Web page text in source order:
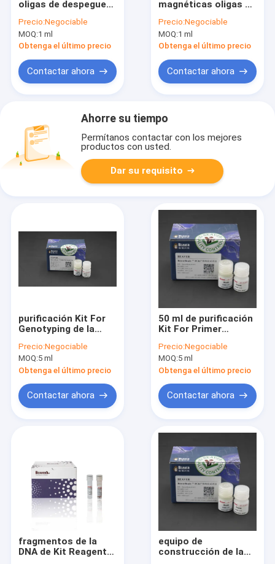
oligas de despegue
el equipo de
construcción de la
biblioteca de la DNA
Precio:Negociable
MOQ:1 ml
Obtenga el último precio
Contactar ahora
magnéticas oligas de
ml 2,8 capturan el
mRNA de alta calidad
Precio:Negociable
MOQ:1 ml
Obtenga el último precio
Contactar ahora
Ahorre su tiempo
Permítanos contactar con los mejores
productos con usted.
Dar su requisito
purificación Kit For
Genotyping de la
cadena del equipo de
construcción de la
biblioteca de la DNA
250ml
Precio:Negociable
MOQ:5 ml
Obtenga el último precio
Contactar ahora
50 ml de purificación
Kit For Primer
polimerización en
cadena
Precio:Negociable
MOQ:5 ml
Obtenga el último precio
Contactar ahora
fragmentos de la
DNA de Kit Reagents
equipo de
construcción de la